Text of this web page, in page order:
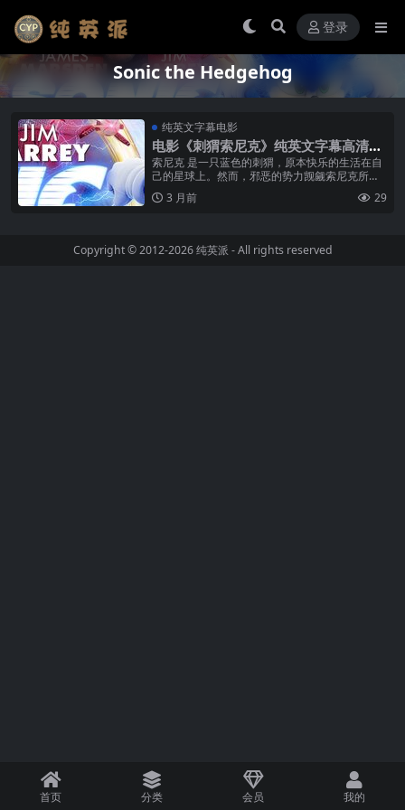
登录
Sonic the Hedgehog
纯英文字幕电影
电影《刺猬索尼克》纯英文字幕高清M
P4下载
索尼克 是一只蓝色的刺猬，原本快乐的生活在自
己的星球上。然而，邪恶的势力觊觎索尼克所拥
有了超快速度，想要将这一门绝技夺走，为了保
护索尼克，善良的猫头鹰养母给了索...
3 月前 29
Copyright © 2012-2026纯英派 - All rights reserved
首页 分类 会员 我的